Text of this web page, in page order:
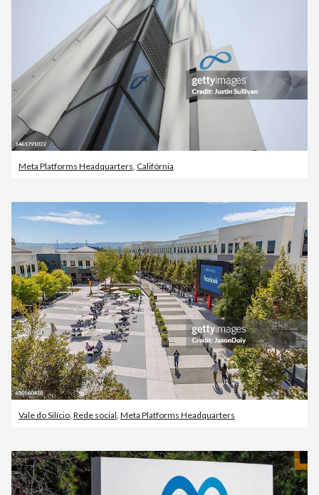
Meta Platforms Headquarters, Califórnia
Vale do Silício Rede social Meta Platforms Headquarters